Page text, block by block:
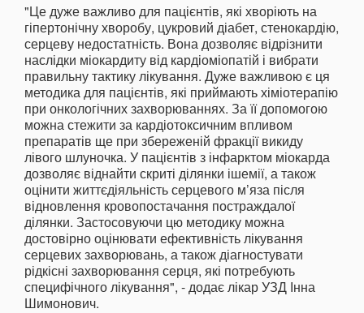
"Це дуже важливо для пацієнтів, які хворіють на
гіпертонічну хворобу, цукровий діабет, стенокардію,
серцеву недостатність. Вона дозволяє відрізнити
наслідки міокардиту від кардіоміопатій і вибрати
правильну тактику лікування. Дуже важливою є ця
методика для пацієнтів, які приймають хіміотерапію
при онкологічних захворюваннях. За її допомогою
можна стежити за кардіотоксичним впливом
препаратів ще при збереженій фракції викиду
лівого шлуночка. У пацієнтів з інфарктом міокарда
дозволяє віднайти скриті ділянки ішемії, а також
оцінити життєдіяльність серцевого м’яза після
відновлення кровопостачання постраждалої
ділянки. Застосовуючи цю методику можна
достовірно оцінювати ефективність лікування
серцевих захворювань, а також діагностувати
рідкісні захворювання серця, які потребують
специфічного лікування", - додає лікар УЗД Інна
Шимонович.